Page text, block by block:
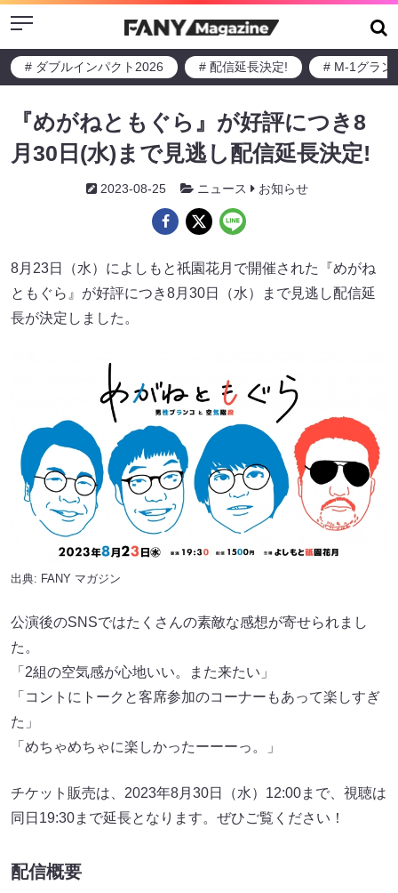
Menu
# ダブルインパクト2026 # 配信延長決定! # M-1グラン
『めがねともぐら』が好評につき8
月30日(水)まで見逃し配信延長決定!
2023-08-25 ニュース お知らせ
8月23日（水）によしもと祇園花月で開催された『めがね
ともぐら』が好評につき8月30日（水）まで見逃し配信延
長が決定しました。
出典: FANY マガジン
公演後のSNSではたくさんの素敵な感想が寄せられまし
た。
「2組の空気感が心地いい。また来たい」
「コントにトークと客席参加のコーナーもあって楽しすぎ
た」
「めちゃめちゃに楽しかったーーーっ。」
チケット販売は、2023年8月30日（水）12:00まで、視聴は
同日19:30まで延長となります。ぜひご覧ください！
配信概要